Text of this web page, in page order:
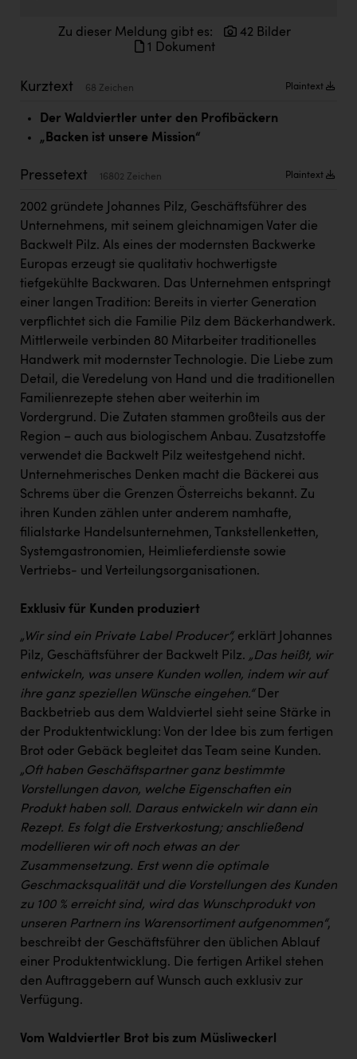
Fristads Austria
Immotech
INTERSPAR
INTERSPORT Austria
Jesolo
Jane Goodall Institute Austria
Kärcher
Karin Liedl
KIWI Kinderwunsch Institut Dr. Loimer
KLIPP Frisör
Kleider Bauer
Kremsmüller Anlagenbau GmbH
Maximarkt
Oldtimer Raststationen und Motorhotels
Österreichischer Kachelofenverband
Orlen
Passage Linz
PÜSPÖK
RE/MAX Welcome
Resch&Frisch
RUBBLE MASTER
Ruderclub Wels
SCRI - Salzburg Cancer Research Institute
SCHMACHTL GmbH
Schwingshandl - automation technology gmbh
Zu dieser Meldung gibt es:
42 Bilder
1 Dokument
Kurztext 68 Zeichen Plaintext
Der Waldviertler unter den Profibäckern
„Backen ist unsere Mission“
Pressetext 16802 Zeichen Plaintext
2002 gründete Johannes Pilz, Geschäftsführer des
Unternehmens, mit seinem gleichnamigen Vater die
Backwelt Pilz. Als eines der modernsten Backwerke
Europas erzeugt sie qualitativ hochwertigste
tiefgekühlte Backwaren. Das Unternehmen entspringt
einer langen Tradition: Bereits in vierter Generation
verpflichtet sich die Familie Pilz dem Bäckerhandwerk.
Mittlerweile verbinden 80 Mitarbeiter traditionelles
Handwerk mit modernster Technologie. Die Liebe zum
Detail, die Veredelung von Hand und die traditionellen
Familienrezepte stehen aber weiterhin im
Vordergrund. Die Zutaten stammen großteils aus der
Region – auch aus biologischem Anbau. Zusatzstoffe
verwendet die Backwelt Pilz weitestgehend nicht.
Unternehmerisches Denken macht die Bäckerei aus
Schrems über die Grenzen Österreichs bekannt. Zu
ihren Kunden zählen unter anderem namhafte,
filialstarke Handelsunternehmen, Tankstellenketten,
Systemgastronomien, Heimlieferdienste sowie
Vertriebs- und Verteilungsorganisationen.
Exklusiv für Kunden produziert
„Wir sind ein Private Label Producer“, erklärt Johannes
Pilz, Geschäftsführer der Backwelt Pilz. „Das heißt, wir
entwickeln, was unsere Kunden wollen, indem wir auf
ihre ganz speziellen Wünsche eingehen.“Der
Backbetrieb aus dem Waldviertel sieht seine Stärke in
der Produktentwicklung: Von der Idee bis zum fertigen
Brot oder Gebäck begleitet das Team seine Kunden.
„Oft haben Geschäftspartner ganz bestimmte
Vorstellungen davon, welche Eigenschaften ein
Produkt haben soll. Daraus entwickeln wir dann ein
Rezept. Es folgt die Erstverkostung; anschließend
modellieren wir oft noch etwas an der
Zusammensetzung. Erst wenn die optimale
Geschmacksqualität und die Vorstellungen des Kunden
zu 100 % erreicht sind, wird das Wunschprodukt von
unseren Partnern ins Warensortiment aufgenommen“,
beschreibt der Geschäftsführer den üblichen Ablauf
einer Produktentwicklung. Die fertigen Artikel stehen
den Auftraggebern auf Wunsch auch exklusiv zur
Verfügung.
Vom Waldviertler Brot bis zum Müsliweckerl